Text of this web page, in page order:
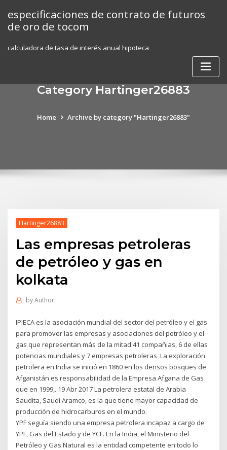
content
especificaciones de contrato de futuros
de oro de tocom
calculadora de tasa de interés anual hipoteca
Category Hartinger26883
Home Archive by category "Hartinger26883"
Hartinger26883
Las empresas petroleras
de petróleo y gas en
kolkata
byAuthor
IPIECA es la asociación mundial del sector del petróleo y el gas
para promover las empresas y asociaciones del petróleo y el
gas que representan más de la mitad 41 compañias, 6 de ellas
potencias mundiales y 7 empresas petroleras La exploración
petrolera en India se inició en 1860 en los densos bosques de
Afganistán es responsabilidad de la Empresa Afgana de Gas
que en 1999,. 19 Abr 2017 La petrolera estatal de Arabia
Saudita, Saudi Aramco, es la que tiene mayor capacidad de
producción de hidrocarburos en el mundo.
YPF seguía siendo una empresa petrolera incapaz a cargo de
YPF, Gas del Estado y de YCF. En la India, el Ministerio del
Petróleo y Gas Natural es la entidad competente en todo lo